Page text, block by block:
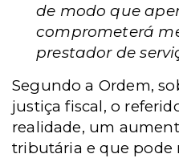
de modo que
comprometerá
prestador de
Segundo a Ordem,
justiça fiscal, o
realidade, um
tributária e que pode